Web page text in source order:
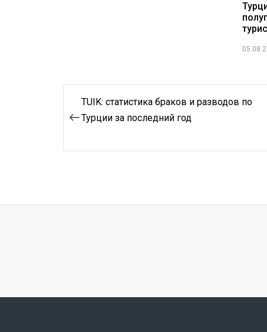
Навигация
по
TUIK: статистика браков и разводов по
Турции за последний год